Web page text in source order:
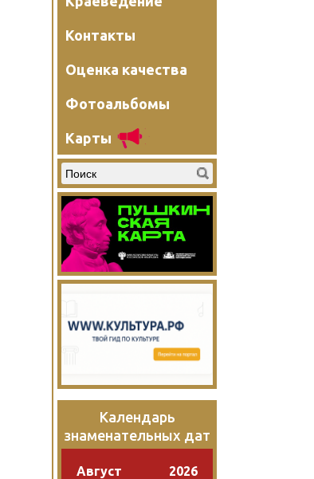
Контакты
Оценка качества
Фотоальбомы
Карты
Календарь
знаменательных дат
Август 2026